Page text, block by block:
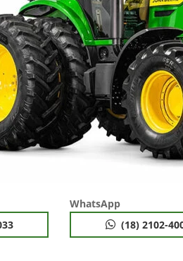
WhatsApp
(18) 2102-